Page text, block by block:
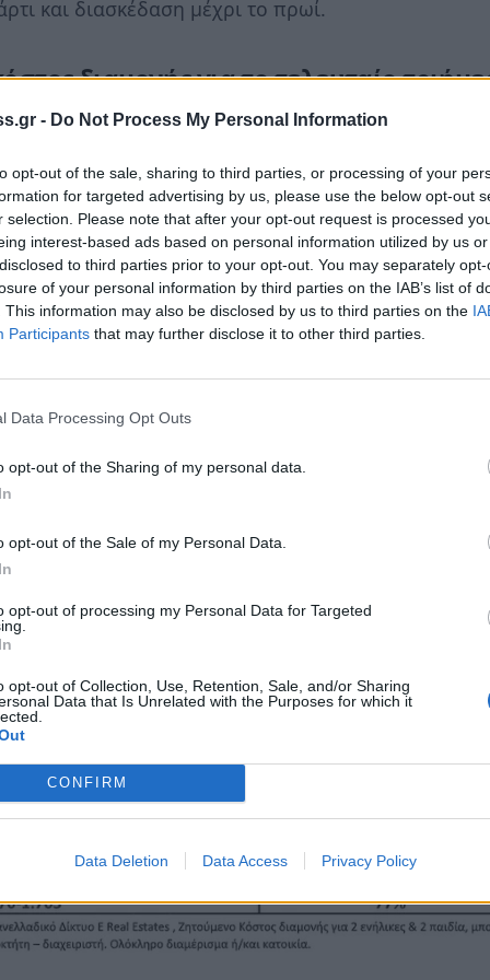
- Do Not Process My Personal Information
opt-out of the sale, sharing to third parties, or processing of your
for targeted advertising by us, please use the below opt-out
selection. Please note that after your opt-out request is processed
interest-based ads based on personal information utilized by us
to third parties prior to your opt-out. You may separately
of your personal information by third parties on the IAB’s list of
This information may also be disclosed by us to third parties on the
Participants that may further disclose it to other third parties.
Data Processing Opt Outs
opt-out of the Sharing of my personal data.
opt-out of the Sale of my Personal Data.
opt-out of processing my Personal Data for Targeted
opt-out of Collection, Use, Retention, Sale, and/or Sharing
Data that Is Unrelated with the Purposes for which it
CONFIRM
Data Deletion Data Access Privacy Policy
και διασκέδαση μέχρι το πρωί.
διαμονής για το τελευταίο
για αυτοτελή κατοικίες και διαμερίσματα
μίσθωσης. Το κόστος διαμονής για τρεις
αναχώρηση Δευτέρα 3/3) στο κέντρο της
συμβολή των οδών Παπαφλέσσα και
με 2Υ/Δ στη συμβολή των οδών
να φιλοξενήσει έως 6 επισκέπτες.
είναι μόλις 46 κατοικίες από την
το Σκαγιοπούλειο έως και τη Τερψιθέα
στις πλατφόρμες κατά 22% σε
δυναμικής των εγγεγραμμένων ακινήτων
κατά 22% σε σχέση με πέρυσι.
77% τη φετινή χρονιά, αφορούν